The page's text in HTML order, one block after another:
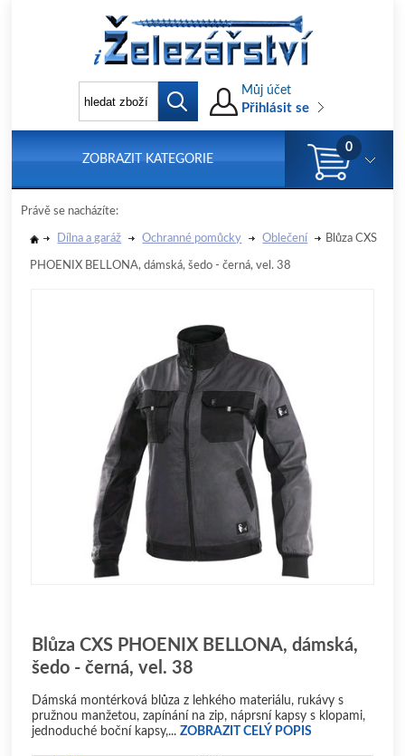
Můj účet
Přihlásit se
ZOBRAZIT KATEGORIE
0
Právě se nacházíte:
Dílna a garáž Ochranné pomůcky Oblečení Blůza CXS
PHOENIX BELLONA, dámská, šedo - černá, vel. 38
Blůza CXS PHOENIX BELLONA, dámská,
šedo - černá, vel. 38
Dámská montérková blůza z lehkého materiálu, rukávy s
pružnou manžetou, zapínání na zip, náprsní kapsy s klopami,
jednoduché boční kapsy,... ZOBRAZIT CELÝ POPIS